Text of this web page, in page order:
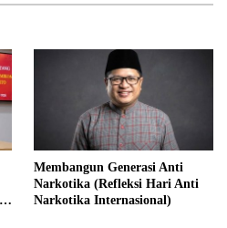
Membangun Generasi Anti
Narkotika (Refleksi Hari Anti
Narkotika Internasional)